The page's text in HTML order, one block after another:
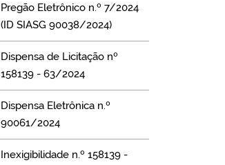
Pregão Eletrônico n.º 7/2024
(ID SIASG 90038/2024)
Dispensa de Licitação nº
158139 - 63/2024
Dispensa Eletrônica n.º
90061/2024
Inexigibilidade n.º 158139 -